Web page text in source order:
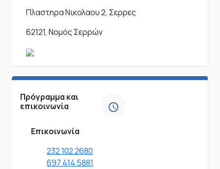
Πλαστηρα Νικολαου 2, Σερρες
62121, Νομός Σερρών
Πρόγραμμα και
επικοινωνία
Επικοινωνία
232 102 2680
697 414 5881